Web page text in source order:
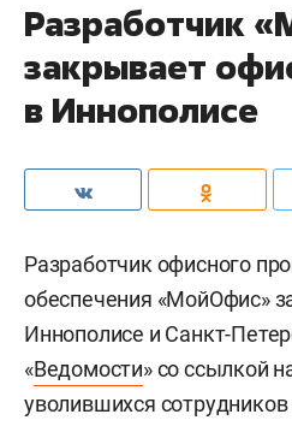
Разработчик
закрывает
в Иннополисе
Разработчик офисного
обеспечения «МойОфис»
Иннополисе и Санкт-
«Ведомости» со ссылкой
уволившихся